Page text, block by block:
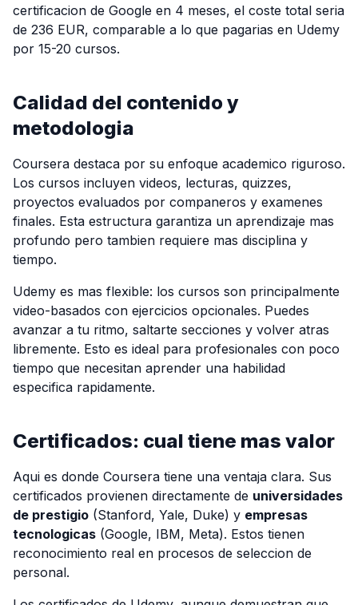
certificacion de Google en 4 meses, el coste total seria
de 236 EUR, comparable a lo que pagarias en Udemy
por 15-20 cursos.
Calidad del contenido y
metodologia
Coursera destaca por su enfoque academico riguroso.
Los cursos incluyen videos, lecturas, quizzes,
proyectos evaluados por companeros y examenes
finales. Esta estructura garantiza un aprendizaje mas
profundo pero tambien requiere mas disciplina y
tiempo.
Udemy es mas flexible: los cursos son principalmente
video-basados con ejercicios opcionales. Puedes
avanzar a tu ritmo, saltarte secciones y volver atras
libremente. Esto es ideal para profesionales con poco
tiempo que necesitan aprender una habilidad
especifica rapidamente.
Certificados: cual tiene mas valor
Aqui es donde Coursera tiene una ventaja clara. Sus
certificados provienen directamente de universidades
de prestigio (Stanford, Yale, Duke) y empresas
tecnologicas (Google, IBM, Meta). Estos tienen
reconocimiento real en procesos de seleccion de
personal.